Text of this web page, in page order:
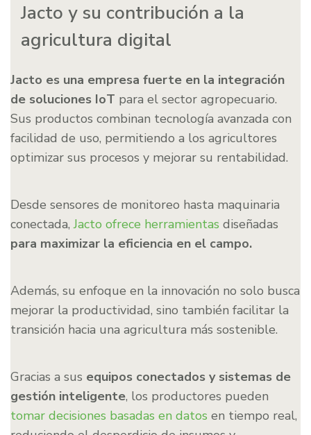
Jacto y su contribución a la
agricultura digital
Jacto es una empresa fuerte en la integración
de soluciones IoT para el sector agropecuario.
Sus productos combinan tecnología avanzada con
facilidad de uso, permitiendo a los agricultores
optimizar sus procesos y mejorar su rentabilidad.
Desde sensores de monitoreo hasta maquinaria
conectada,Jacto ofrece herramientas diseñadas
para maximizar la eficiencia en el campo.
Además, su enfoque en la innovación no solo busca
mejorar la productividad, sino también facilitar la
transición hacia una agricultura más sostenible.
Gracias a sus equipos conectados y sistemas de
gestión inteligente, los productores pueden
tomar decisiones basadas en datos en tiempo real,